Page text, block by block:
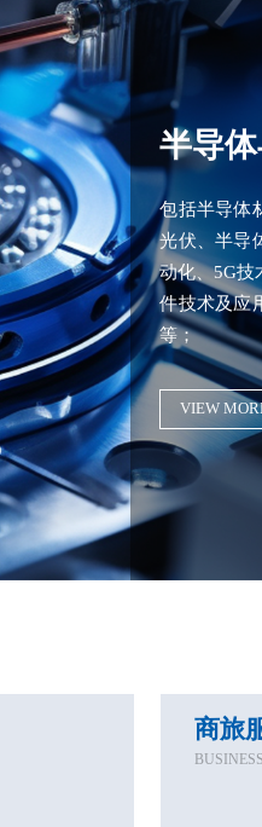
半导
包括半导体
光伏、半导
动化、5G技
件技术及应
等；
VIEW
商旅